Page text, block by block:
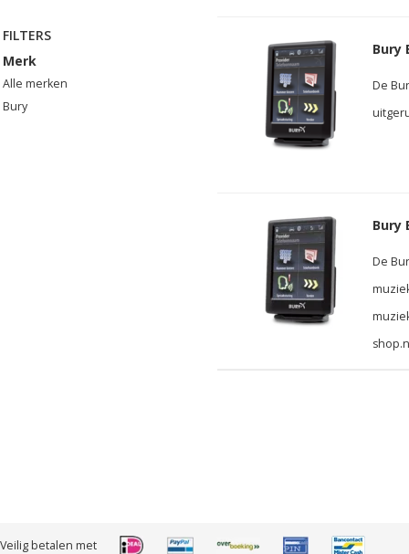
FILTERS
Merk
Alle merken
Bury
Bury
De
Bury
De
Veilig betalen met